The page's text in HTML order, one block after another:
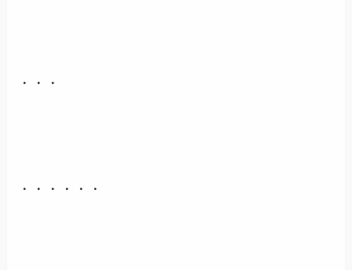
・・・
・・・・・・